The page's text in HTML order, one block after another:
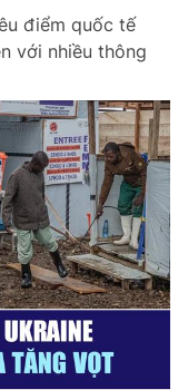
ngày 24.3.2020
Niên. Cấm sao chép
bằng văn bản.
điểm quốc tế
với nhiều thông